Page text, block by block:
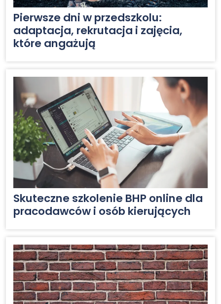
Pierwsze dni w przedszkolu:
adaptacja, rekrutacja i zajęcia,
które angażują
Skuteczne szkolenie BHP online dla
pracodawców i osób kierujących